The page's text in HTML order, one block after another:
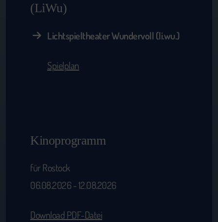
(LiWu)
Lichtspieltheater Wundervoll (li.wu.)
Spielplan
Kinoprogramm
für Rostock
06.08.2026 - 12.08.2026
Download PDF-Datei